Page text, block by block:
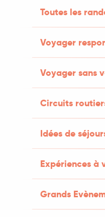
Toutes les
Voyager
Voyager sans
Circuits
Idées de
Expériences à
Grands
erreur
DE